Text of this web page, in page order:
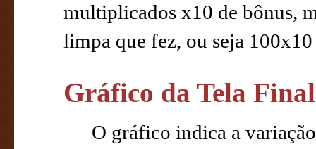
multiplicados x10 de bônus,
limpa que fez, ou seja
Gráfico da Tela
O gráfico indica a